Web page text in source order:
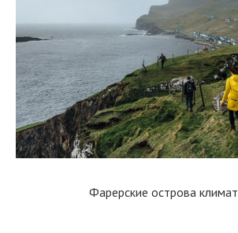
Фарерские острова климат